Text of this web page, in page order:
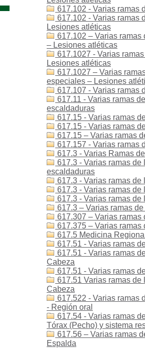
617.102 - Varias ramas
617.102 - Varias ramas
Lesiones atléticas
617.102 – Varias
– Lesiones atléticas
617.1027 - Varias
Lesiones atléticas
617.1027 – Varias
especiales – Lesiones
617.107 - Varias ramas
617.11 - Varias ramas
escaldaduras
617.15 - Varias ramas
617.15 - Varias ramas
617.15 – Varias ramas
617.157 - Varias ramas
617.3 - Varias Ramas
617.3 - Varias ramas
escaldaduras
617.3 - Varias ramas
617.3 - Varias ramas
617.3 - Varias ramas
617.3 – Varias ramas
617.307 – Varias
617.375 – Varias
617.5 Medicina
617.51 - Varias ramas
617.51 - Varias ramas
Cabeza
617.51 - Varias ramas
617.51 Varias ramas
Cabeza
617.522 - Varias ramas
- Región oral
617.54 - Varias ramas
Tórax (Pecho) y sistema
617.56 – Varias ramas
Espalda